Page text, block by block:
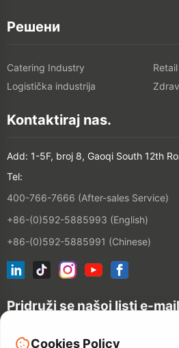
Решени
Catering Industry
Logistička industrija
Kontaktiraj nas.
Add: 1-5F, broj 8, Gaoqi South 12th
Tel:
400-766-7666 (After-sales Service)
+86-(0)592-5885993 (English)
+86-(0)592-5885991 (Chinese)
Pridruži se našoj listi e-
Cookies Policy